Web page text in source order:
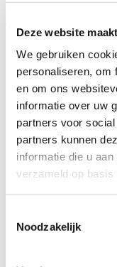
Deze website
We gebruiken
personaliseren, om
en om ons
informatie over uw
partners voor
partners kunnen
informatie die u
verzameld op
Noodzakelijk
Blijf op de
publicaties en
en onze missie.
Nieuws
Verhalen
Beeldbanken
Foto's
Agenda